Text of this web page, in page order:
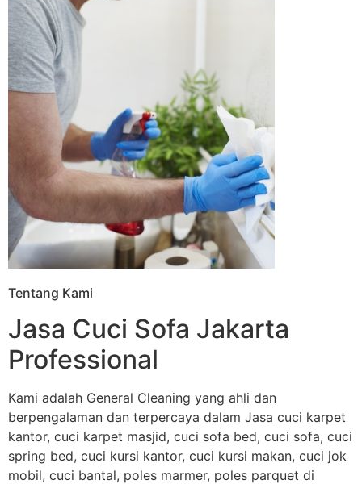
Tentang Kami
Jasa Cuci Sofa Jakarta
Professional
Kami adalah General Cleaning yang ahli dan
berpengalaman dan terpercaya dalam Jasa cuci karpet
kantor, cuci karpet masjid, cuci sofa bed, cuci sofa, cuci
spring bed, cuci kursi kantor, cuci kursi makan, cuci jok
mobil, cuci bantal, poles marmer, poles parquet di